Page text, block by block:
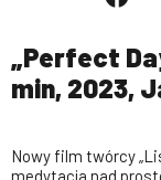
„Perfect
min, 2023,
Nowy film twórcy
medytacja nad